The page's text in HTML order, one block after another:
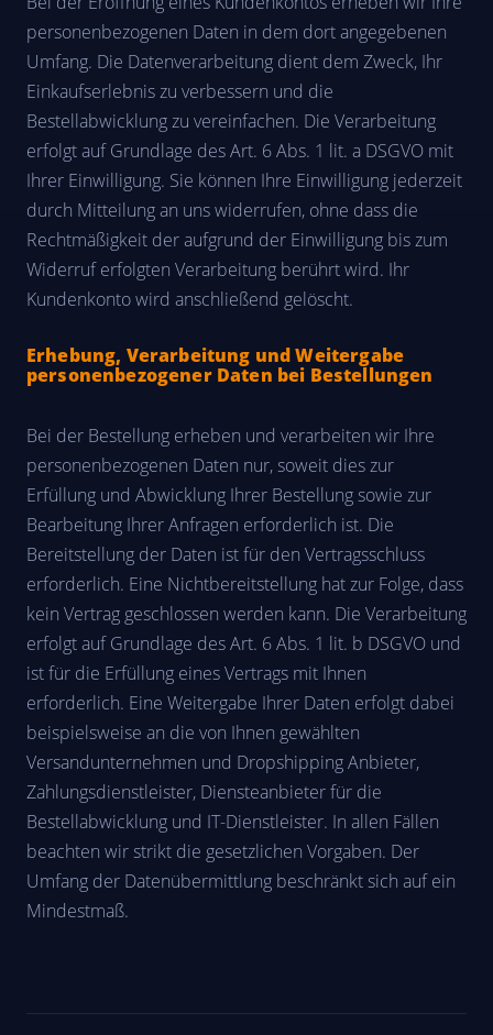
personenbezogenen Daten in dem dort angegebenen
Umfang. Die Datenverarbeitung dient dem Zweck, Ihr
Einkaufserlebnis zu verbessern und die
Bestellabwicklung zu vereinfachen. Die Verarbeitung
erfolgt auf Grundlage des Art. 6 Abs. 1 lit. a DSGVO mit
Ihrer Einwilligung. Sie können Ihre Einwilligung jederzeit
durch Mitteilung an uns widerrufen, ohne dass die
Rechtmäßigkeit der aufgrund der Einwilligung bis zum
Widerruf erfolgten Verarbeitung berührt wird. Ihr
Kundenkonto wird anschließend gelöscht.
Erhebung, Verarbeitung und Weitergabe
personenbezogener Daten bei Bestellungen
Bei der Bestellung erheben und verarbeiten wir Ihre
personenbezogenen Daten nur, soweit dies zur
Erfüllung und Abwicklung Ihrer Bestellung sowie zur
Bearbeitung Ihrer Anfragen erforderlich ist. Die
Bereitstellung der Daten ist für den Vertragsschluss
erforderlich. Eine Nichtbereitstellung hat zur Folge, dass
kein Vertrag geschlossen werden kann. Die Verarbeitung
erfolgt auf Grundlage des Art. 6 Abs. 1 lit. b DSGVO und
ist für die Erfüllung eines Vertrags mit Ihnen
erforderlich. Eine Weitergabe Ihrer Daten erfolgt dabei
beispielsweise an die von Ihnen gewählten
Versandunternehmen und Dropshipping Anbieter,
Zahlungsdienstleister, Diensteanbieter für die
Bestellabwicklung und IT-Dienstleister. In allen Fällen
beachten wir strikt die gesetzlichen Vorgaben. Der
Umfang der Datenübermittlung beschränkt sich auf ein
Mindestmaß.